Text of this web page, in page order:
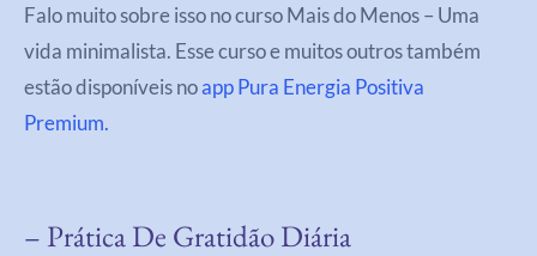
Falo muito sobre isso no curso Mais do Menos – Uma
vida minimalista. Esse curso e muitos outros também
estão disponíveis noapp Pura Energia Positiva
Premium.
– Prática De Gratidão Diária